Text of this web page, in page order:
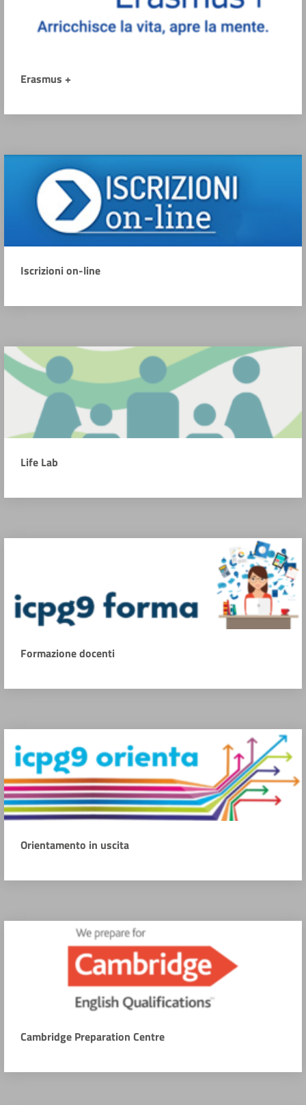
Erasmus +
Iscrizioni on-line
Life Lab
Formazione docenti
Orientamento in uscita
Cambridge Preparation Centre